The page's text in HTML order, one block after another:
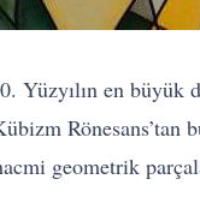
Yüzyılın en büyük
geometrik